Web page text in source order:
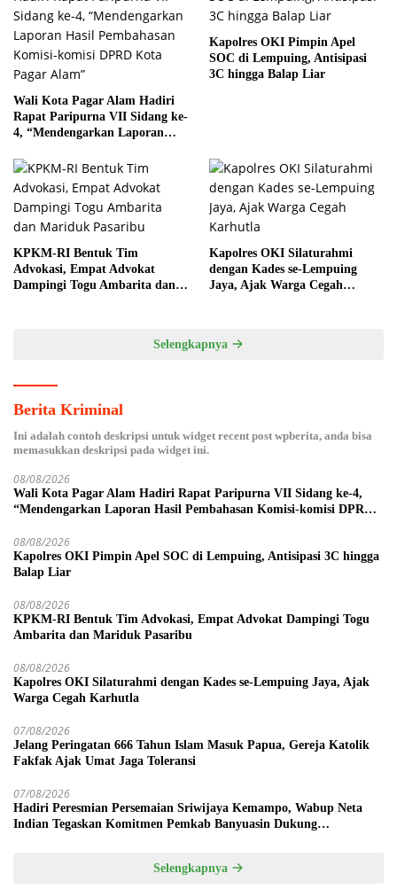
Wali Kota Pagar Alam Hadiri
Rapat Paripurna VII Sidang ke-
4, “Mendengarkan Laporan
komisi DPRD Kota Pagar
Alam”
Kapolres OKI Pimpin Apel
SOC di Lempuing, Antisipasi
3C hingga Balap Liar
KPKM-RI Bentuk Tim
Advokasi, Empat Advokat
Dampingi Togu Ambarita dan
Kapolres OKI Silaturahmi
dengan Kades se-Lempuing
Jaya, Ajak Warga Cegah
Selengkapnya
Berita Kriminal
Ini adalah contoh deskripsi untuk widget recent post wpberita, anda bisa
memasukkan deskripsi pada widget ini.
08/08/2026
Wali Kota Pagar Alam Hadiri Rapat Paripurna VII Sidang ke-4,
“Mendengarkan Laporan Hasil Pembahasan Komisi-komisi DPRD
08/08/2026
Kapolres OKI Pimpin Apel SOC di Lempuing, Antisipasi 3C hingga
Balap Liar
08/08/2026
KPKM-RI Bentuk Tim Advokasi, Empat Advokat Dampingi Togu
Ambarita dan Mariduk Pasaribu
08/08/2026
Kapolres OKI Silaturahmi dengan Kades se-Lempuing Jaya, Ajak
Warga Cegah Karhutla
07/08/2026
Jelang Peringatan 666 Tahun Islam Masuk Papua, Gereja Katolik
Fakfak Ajak Umat Jaga Toleransi
07/08/2026
Hadiri Peresmian Persemaian Sriwijaya Kemampo, Wabup Neta
Indian Tegaskan Komitmen Pemkab Banyuasin Dukung
Selengkapnya